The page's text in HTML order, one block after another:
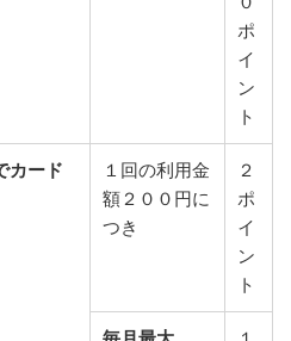
ポ
イ
ン
ト
カード
１回の利用金
額２００円に
つき
２
ポ
イ
ン
ト